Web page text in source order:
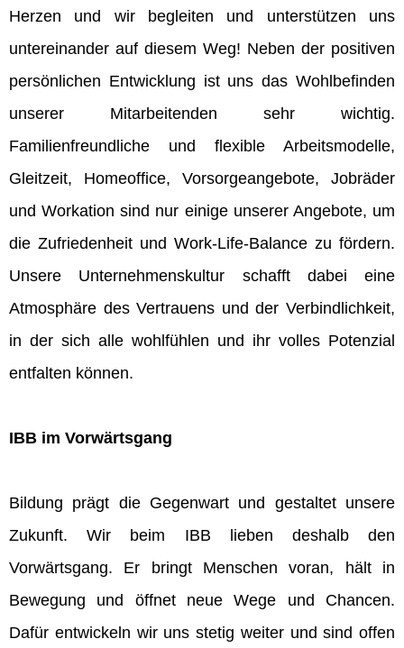
Herzen und wir begleiten und unterstützen uns
untereinander auf diesem Weg! Neben der positiven
persönlichen Entwicklung ist uns das Wohlbefinden
unserer Mitarbeitenden sehr wichtig.
Familienfreundliche und flexible Arbeitsmodelle,
Gleitzeit, Homeoffice, Vorsorgeangebote, Jobräder
und Workation sind nur einige unserer Angebote, um
die Zufriedenheit und Work-Life-Balance zu fördern.
Unsere Unternehmenskultur schafft dabei eine
Atmosphäre des Vertrauens und der Verbindlichkeit,
in der sich alle wohlfühlen und ihr volles Potenzial
entfalten können.
IBB im Vorwärtsgang
Bildung prägt die Gegenwart und gestaltet unsere
Zukunft. Wir beim IBB lieben deshalb den
Vorwärtsgang. Er bringt Menschen voran, hält in
Bewegung und öffnet neue Wege und Chancen.
Dafür entwickeln wir uns stetig weiter und sind offen